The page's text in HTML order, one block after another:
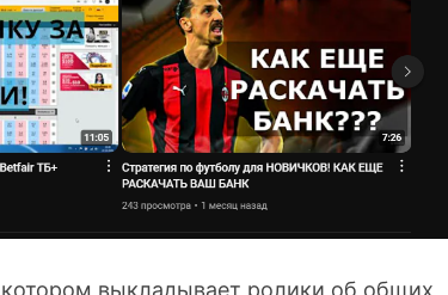
выкладывает ролики об общих